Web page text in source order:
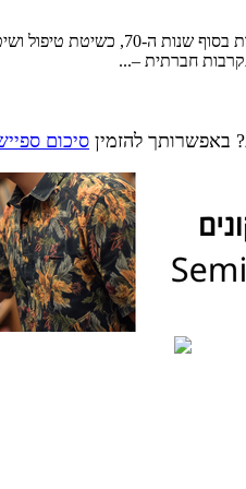
וצבר עניין ומשמעויות חדשו בכמה תחומים.
להזמין סיכום